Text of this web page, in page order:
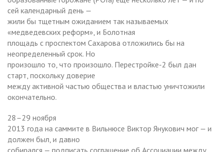
сей календарный день —
жили бы тщетным ожиданием так называемых
«медведевских реформ», и Болотная
площадь с проспектом Сахарова отложились бы на
неопределенный срок. Но
произошло то, что произошло. Перестройке-2 был дан
старт, поскольку доверие
между активной частью общества и властью уничтожили
окончательно.
28–29 ноября
2013 года на саммите в Вильнюсе Виктор Янукович мог — и
должен был, и давно
собирался — подписать соглашение об Ассоциации между